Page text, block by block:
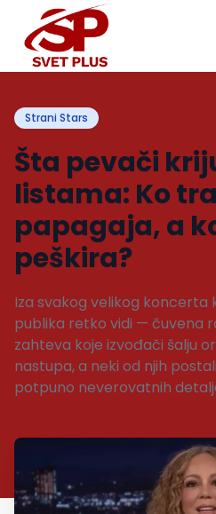
Strani Stars
Šta pevači
listama: Ko
papagaja, a
peškira?
Iza svakog velikog koncerta
publika retko vidi — čuvena
zahteva koje izvođači šalju
nastupa, a neki od njih
potpuno neverovatnih